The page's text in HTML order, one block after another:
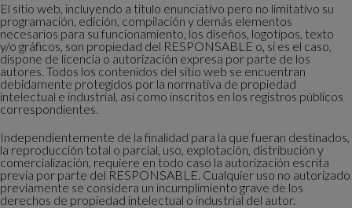
El sitio web, incluyendo a título enunciativo pero no limitativo su
programación, edición, compilación y demás elementos
necesarios para su funcionamiento, los diseños, logotipos, texto
y/o gráficos, son propiedad del RESPONSABLE o, si es el caso,
dispone de licencia o autorización expresa por parte de los
autores. Todos los contenidos del sitio web se encuentran
debidamente protegidos por la normativa de propiedad
intelectual e industrial, así como inscritos en los registros públicos
correspondientes.
Independientemente de la finalidad para la que fueran destinados,
la reproducción total o parcial, uso, explotación, distribución y
comercialización, requiere en todo caso la autorización escrita
previa por parte del RESPONSABLE. Cualquier uso no autorizado
previamente se considera un incumplimiento grave de los
derechos de propiedad intelectual o industrial del autor.